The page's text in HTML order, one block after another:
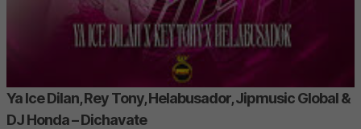
Ya Ice Dilan, Rey Tony, Helabusador, Jipmusic Global &
DJ Honda – Dichavate